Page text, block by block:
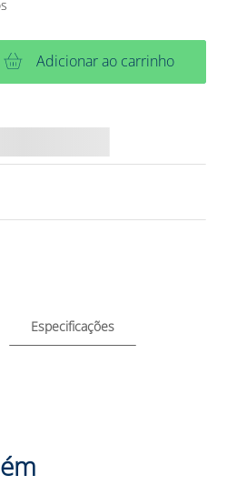
Adicionar ao carrinho
Especificações